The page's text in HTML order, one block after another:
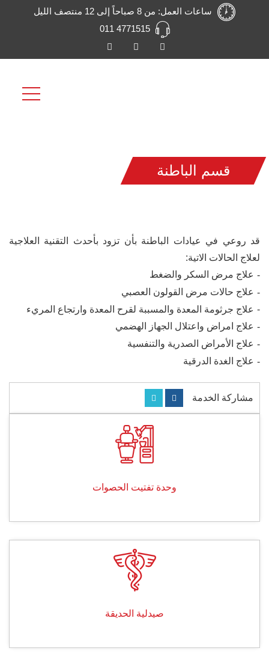
ساعات العمل: من 8 صباحاً إلى 12 منتصف الليل
011 4771515
قسم الباطنة
قد روعي في عيادات الباطنة بأن تزود بأحدث التقنية العلاجية
لعلاج الحالات الاتية:
علاج مرض السكر والضغط
علاج حالات مرض القولون العصبي
علاج جرثومة المعدة والمسببة لقرح المعدة وارتجاع المريء
علاج امراض واعتلال الجهاز الهضمي
علاج الأمراض الصدرية والتنفسية
علاج الغدة الدرقية
مشاركة الخدمة
وحدة تفتيت الحصوات
صيدلية الحديقة